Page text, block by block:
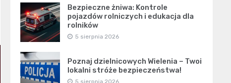
Bezpieczne żniwa: Kontrole
pojazdów rolniczych i edukacja dla
rolników
5 sierpnia 2026
Poznaj dzielnicowych Wielenia – Twoi
lokalni stróże bezpieczeństwa!
5 sierpnia 2026